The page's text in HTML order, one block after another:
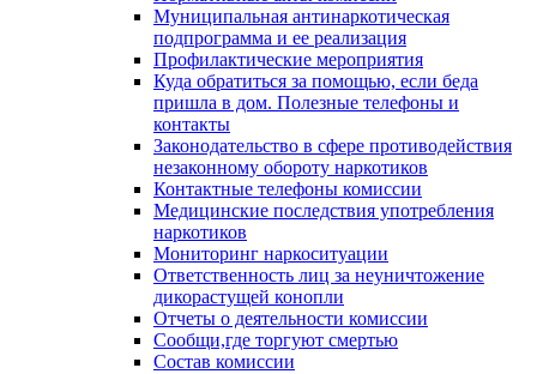
Муниципальная антинаркотическая
подпрограмма и ее реализация
Профилактические мероприятия
Куда обратиться за помощью, если беда
пришла в дом. Полезные телефоны и
контакты
Законодательство в сфере противодействия
незаконному обороту наркотиков
Контактные телефоны комиссии
Медицинские последствия употребления
наркотиков
Мониторинг наркоситуации
Ответственность лиц за неуничтожение
дикорастущей конопли
Отчеты о деятельности комиссии
Сообщи,где торгуют смертью
Состав комиссии